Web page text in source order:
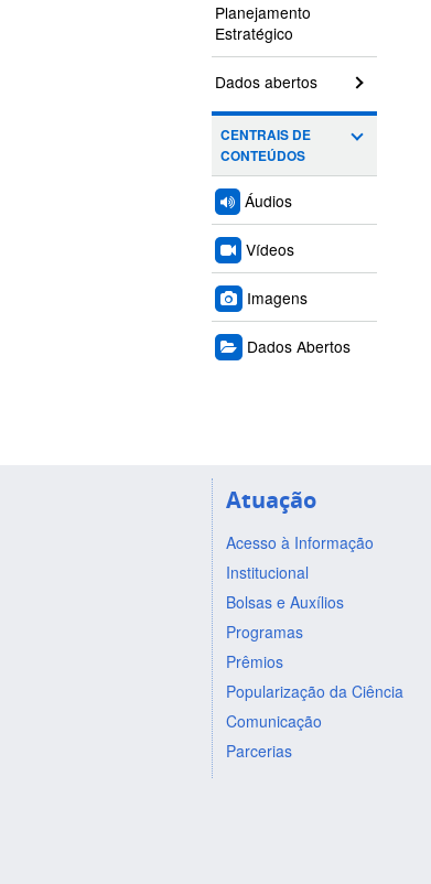
Planejamento
Estratégico
Dados abertos
CENTRAIS DE
CONTEÚDOS
Áudios
Vídeos
Imagens
Dados Abertos
Atuação
Acesso à Informação
Institucional
Bolsas e Auxílios
Programas
Prêmios
Popularização da Ciência
Comunicação
Parcerias